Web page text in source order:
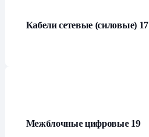
Кабели сетевые (силовые) 17
Межблочные цифровые 19